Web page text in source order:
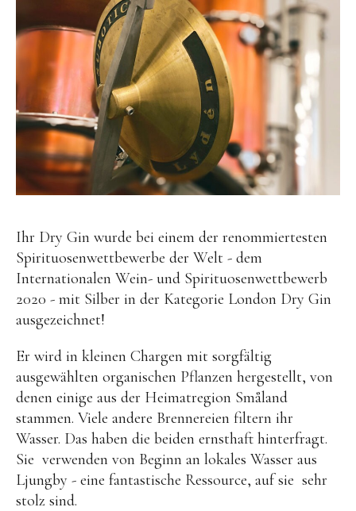
Ihr Dry Gin wurde bei einem der renommiertesten
Spirituosenwettbewerbe der Welt - dem
Internationalen Wein- und Spirituosenwettbewerb
2020 - mit Silber in der Kategorie London Dry Gin
ausgezeichnet!
Er wird in kleinen Chargen mit sorgfältig
ausgewählten organischen Pflanzen hergestellt, von
denen einige aus der Heimatregion Småland
stammen. Viele andere Brennereien filtern ihr
Wasser. Das haben die beiden ernsthaft hinterfragt.
Sie verwenden von Beginn an lokales Wasser aus
Ljungby - eine fantastische Ressource, auf sie sehr
stolz sind.